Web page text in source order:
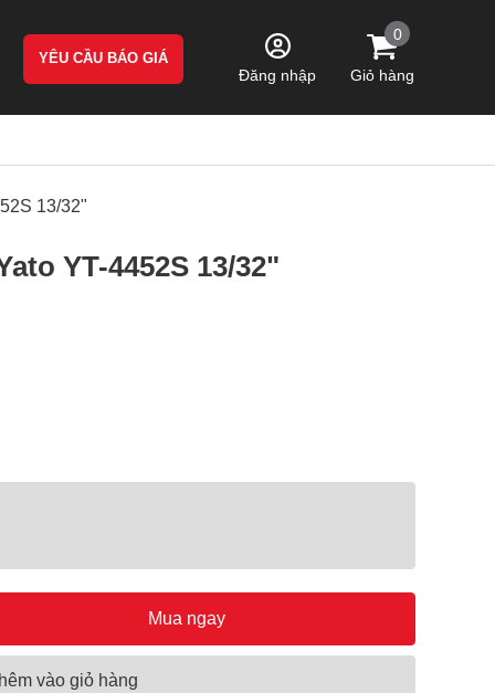
YÊU CẦU BÁO GIÁ
Đăng nhập
0
Giỏ hàng
13/32"
YT-4452S 13/32"
Mua ngay
vào giỏ hàng